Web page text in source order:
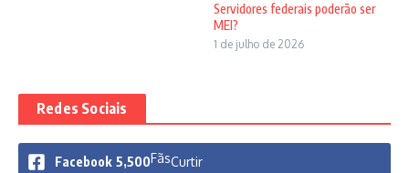
Servidores federais poderão ser
MEI?
1 de julho de 2026
Redes Sociais
Facebook 5,500FãsCurtir